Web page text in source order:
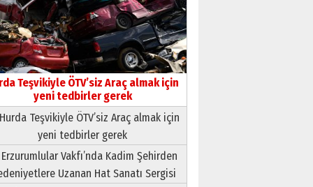
Teşvikiyle ÖTV’siz Araç almak için
yeni tedbirler gerek
Teşvikiyle ÖTV’siz Araç almak için
yeni tedbirler gerek
Vakfı’nda Kadim Şehirden
Uzanan Hat Sanatı Sergisi
Neşat YALÇIN
Paranın Aile Kültüründeki Yeri
03 Ağustos 2026 Pazartesi